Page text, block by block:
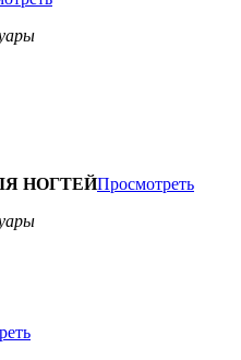
НОГТЕЙПросмотреть